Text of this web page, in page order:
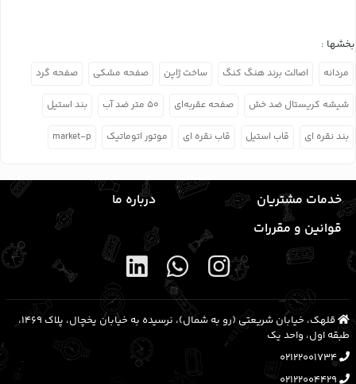
بخشها :
مردانه اصالت برند هنگ کنگ ساخت ژاپن صفحه مشکی صفحه گرد
شیشه کریستال ضد خش صفحه عقربه‌ای ۵۰ متر ضد آب بند استیل
بند نقره ای قاب استیل قاب نقره ای موتور اتوماتیک market-p
خدمات مشتریان
درباره ما
قوانین و مقررات
قلهک، خیابان شریعتی (رو به شمال)، نرسیده به خیابان یخچال، پلاک ۱۴۶۹،
طبقه اول، واحد یک
02122001734
02122004429